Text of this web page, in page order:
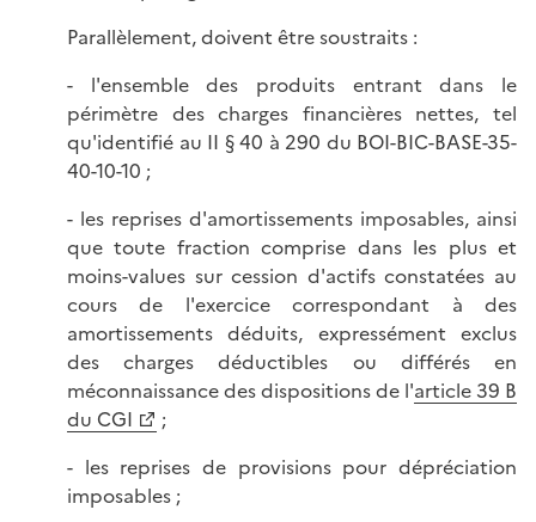
Parallèlement, doivent être soustraits :
- l'ensemble des produits entrant dans le
périmètre des charges financières nettes, tel
qu'identifié au II § 40 à 290 du BOI-BIC-BASE-35-
40-10-10 ;
- les reprises d'amortissements imposables, ainsi
que toute fraction comprise dans les plus et
moins-values sur cession d'actifs constatées au
cours de l'exercice correspondant à des
amortissements déduits, expressément exclus
des charges déductibles ou différés en
méconnaissance des dispositions de l'article 39 B
du CGI
;
- les reprises de provisions pour dépréciation
imposables ;